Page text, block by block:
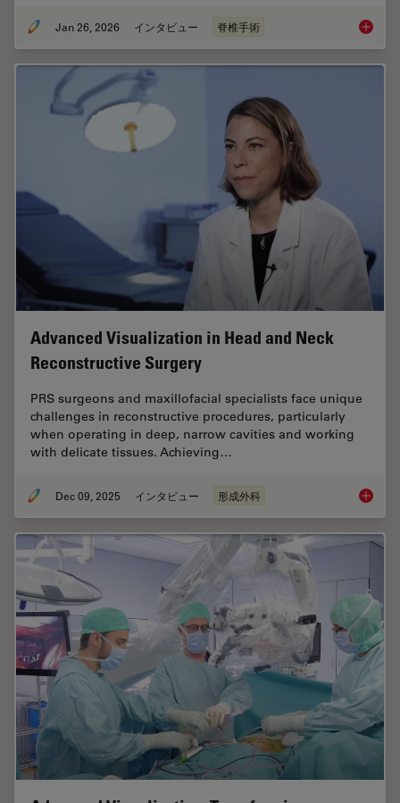
Jan 26, 2026 インタビュー 脊椎手術
Advanced Visualization in Head and Neck
Reconstructive Surgery
PRS surgeons and maxillofacial specialists face unique
challenges in reconstructive procedures, particularly
when operating in deep, narrow cavities and working
with delicate tissues. Achieving…
Dec 09, 2025 インタビュー 形成外科